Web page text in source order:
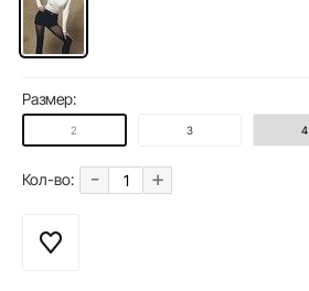
Размер:
2 3 4
Кол-во: - +